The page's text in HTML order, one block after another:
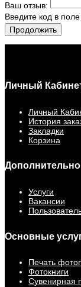
Ваш отзыв:
Введите код в
Продолжить
Личный
Личный
История
Закладки
Корзина
Дополнительно
Услуги
Вакансии
Основные
Печать
Фотокниги
Сувенирная